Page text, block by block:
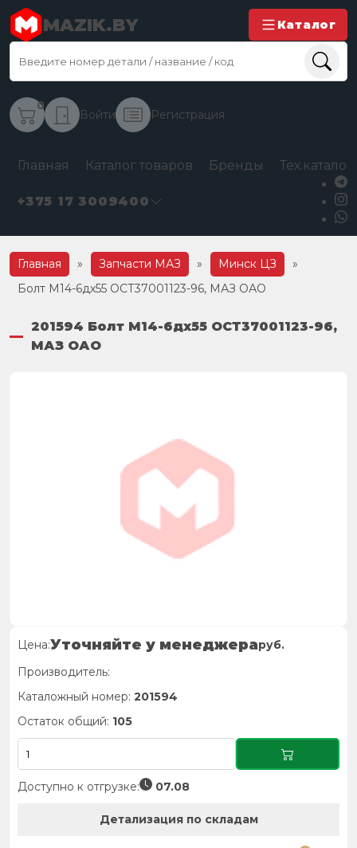
MAZIK.BY Каталог
0
Войти Регистрация
Главная Каталог товаров Бренды
+375 17 3009400
Главная » Запчасти МАЗ » Минск ЦЗ
»
Болт М14-6дх55 ОСТ37001123-96, МАЗ ОАО
201594 Болт М14-6дх55 ОСТ37001123-96,
МАЗ ОАО
Цена:Уточняйте у менеджераруб.
Производитель:
Каталожный номер: 201594
Остаток общий: 105
Доступно к отгрузке: 07.08
Детализация по складам